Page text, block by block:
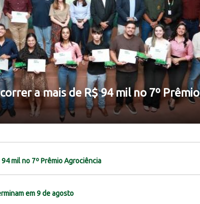
a mais de R$ 94 mil no 7º Prêmio
mil no 7º Prêmio Agrociência
em 9 de agosto